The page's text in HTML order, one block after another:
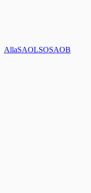
AllaSAOLSOSAOB